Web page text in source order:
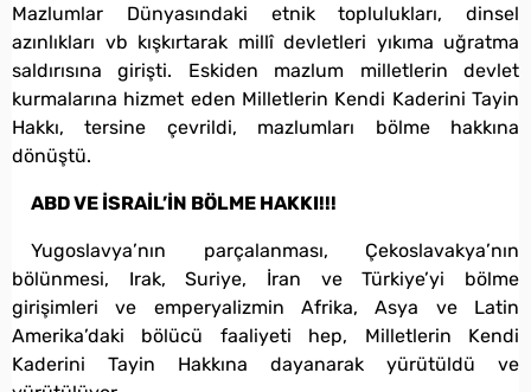
Mazlumlar Dünyasındaki etnik toplulukları, dinsel
azınlıkları vb kışkırtarak millî devletleri yıkıma uğratma
saldırısına girişti. Eskiden mazlum milletlerin devlet
kurmalarına hizmet eden Milletlerin Kendi Kaderini Tayin
Hakkı, tersine çevrildi, mazlumları bölme hakkına
dönüştü.
ABD VE İSRAİL’İN BÖLME HAKKI!!!
Yugoslavya’nın parçalanması, Çekoslavakya’nın
bölünmesi, Irak, Suriye, İran ve Türkiye’yi bölme
girişimleri ve emperyalizmin Afrika, Asya ve Latin
Amerika’daki bölücü faaliyeti hep, Milletlerin Kendi
Kaderini Tayin Hakkına dayanarak yürütüldü ve